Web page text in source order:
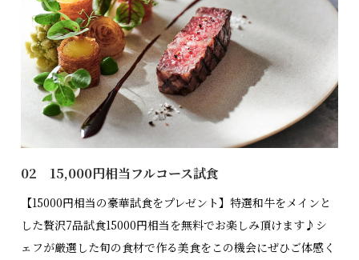
02 15,000円相当フルコース試食
【15000円相当の豪華試食をプレゼント】特選和牛をメインと
した贅沢7品試食15000円相当を無料でお楽しみ頂けます♪シ
ェフが厳選した旬の食材で作る美食をこの機会にぜひご体感く